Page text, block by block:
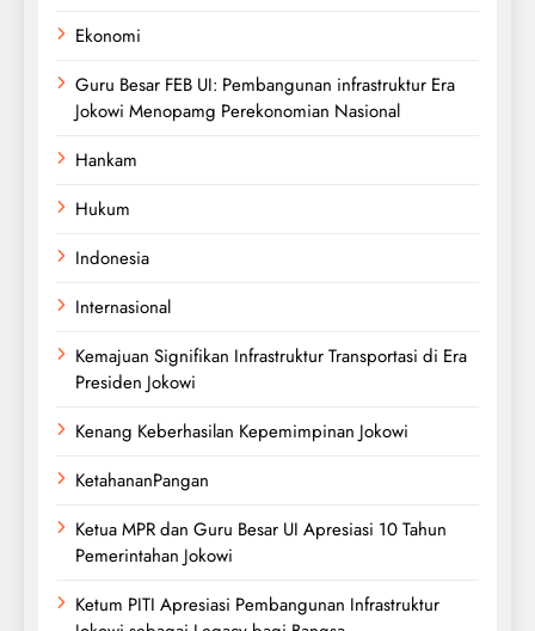
Ekonomi
Guru Besar FEB UI: Pembangunan infrastruktur Era
Jokowi Menopamg Perekonomian Nasional
Hankam
Hukum
Indonesia
Internasional
Kemajuan Signifikan Infrastruktur Transportasi di Era
Presiden Jokowi
Kenang Keberhasilan Kepemimpinan Jokowi
KetahananPangan
Ketua MPR dan Guru Besar UI Apresiasi 10 Tahun
Pemerintahan Jokowi
Ketum PITI Apresiasi Pembangunan Infrastruktur